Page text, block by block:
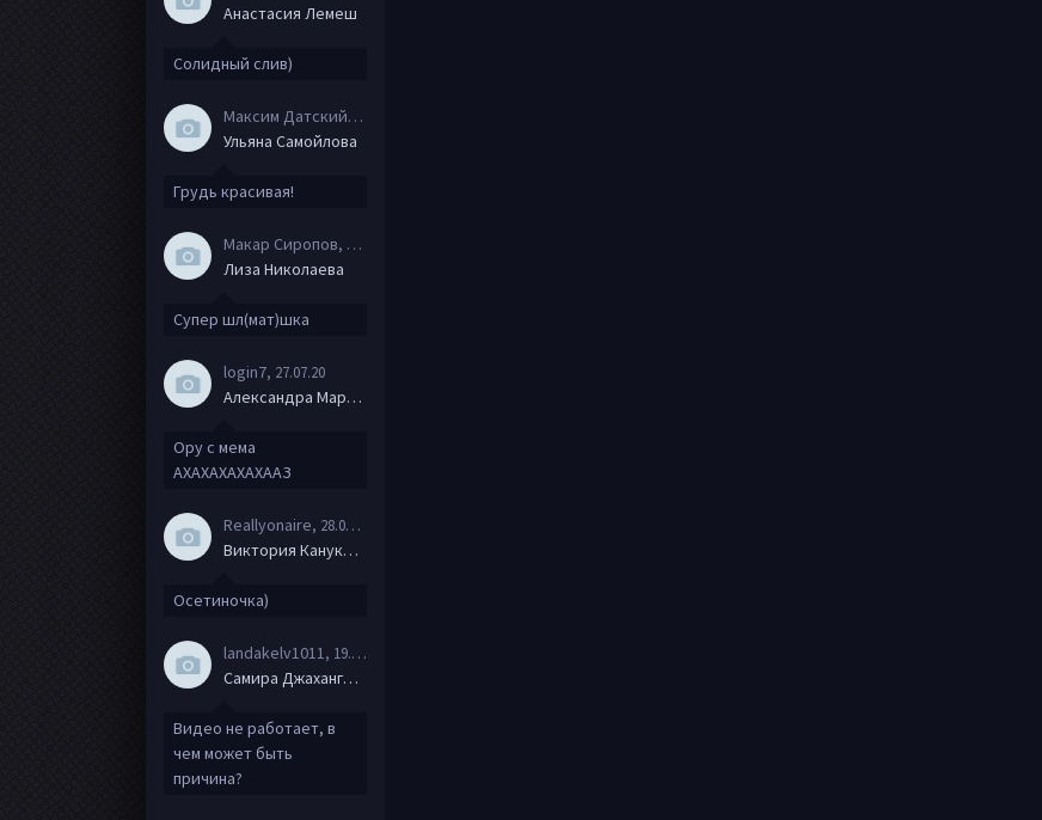
Анастасия Лемеш
Солидный слив)
Максим Датский
, 15.08.20
Ульяна Самойлова
Грудь красивая!
Макар Сиропов, 08.08.20
Лиза Николаева
Супер шл(мат)шка
login7, 27.07.20
Александра Маркова
Ору с мема
АХАХАХАХАХААЗ
Reallyonaire, 28.06.20
Виктория Канукова
Осетиночка)
landakelv1011 , 19.06.20
Самира Джахангирова
Видео не работает, в
чем может быть
причина?